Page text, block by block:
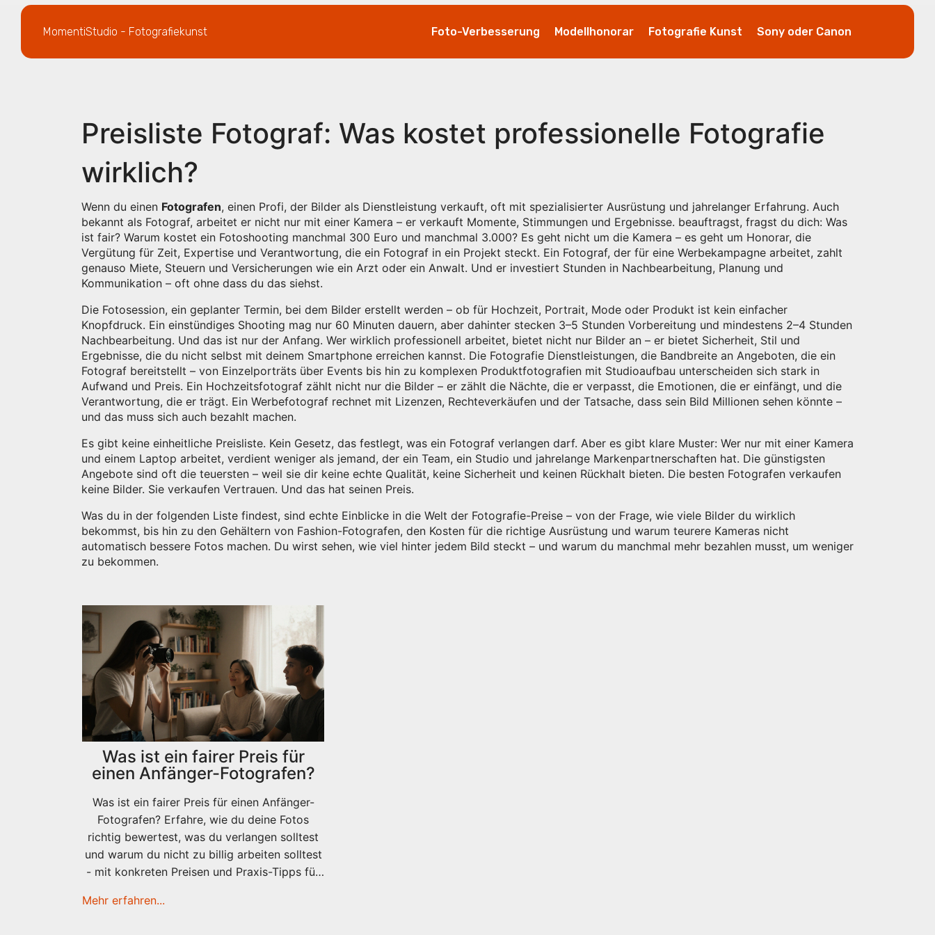
MomentiStudio - Fotografiekunst Foto-Verbesserung Modellhonorar Fotografie Kunst Sony oder Canon
Preisliste Fotograf: Was kostet professionelle Fotografie
wirklich?
Wenn du einen Fotografen, einen Profi, der Bilder als Dienstleistung verkauft, oft mit spezialisierter Ausrüstung und jahrelanger Erfahrung. Auch
bekannt als Fotograf, arbeitet er nicht nur mit einer Kamera – er verkauft Momente, Stimmungen und Ergebnisse. beauftragst, fragst du dich: Was
ist fair? Warum kostet ein Fotoshooting manchmal 300 Euro und manchmal 3.000? Es geht nicht um die Kamera – es geht um Honorar, die
Vergütung für Zeit, Expertise und Verantwortung, die ein Fotograf in ein Projekt steckt. Ein Fotograf, der für eine Werbekampagne arbeitet, zahlt
genauso Miete, Steuern und Versicherungen wie ein Arzt oder ein Anwalt. Und er investiert Stunden in Nachbearbeitung, Planung und
Kommunikation – oft ohne dass du das siehst.
Die Fotosession, ein geplanter Termin, bei dem Bilder erstellt werden – ob für Hochzeit, Portrait, Mode oder Produkt ist kein einfacher
Knopfdruck. Ein einstündiges Shooting mag nur 60 Minuten dauern, aber dahinter stecken 3–5 Stunden Vorbereitung und mindestens 2–4 Stunden
Nachbearbeitung. Und das ist nur der Anfang. Wer wirklich professionell arbeitet, bietet nicht nur Bilder an – er bietet Sicherheit, Stil und
Ergebnisse, die du nicht selbst mit deinem Smartphone erreichen kannst. Die Fotografie Dienstleistungen, die Bandbreite an Angeboten, die ein
Fotograf bereitstellt – von Einzelporträts über Events bis hin zu komplexen Produktfotografien mit Studioaufbau unterscheiden sich stark in
Aufwand und Preis. Ein Hochzeitsfotograf zählt nicht nur die Bilder – er zählt die Nächte, die er verpasst, die Emotionen, die er einfängt, und die
Verantwortung, die er trägt. Ein Werbefotograf rechnet mit Lizenzen, Rechteverkäufen und der Tatsache, dass sein Bild Millionen sehen könnte –
und das muss sich auch bezahlt machen.
Es gibt keine einheitliche Preisliste. Kein Gesetz, das festlegt, was ein Fotograf verlangen darf. Aber es gibt klare Muster: Wer nur mit einer Kamera
und einem Laptop arbeitet, verdient weniger als jemand, der ein Team, ein Studio und jahrelange Markenpartnerschaften hat. Die günstigsten
Angebote sind oft die teuersten – weil sie dir keine echte Qualität, keine Sicherheit und keinen Rückhalt bieten. Die besten Fotografen verkaufen
keine Bilder. Sie verkaufen Vertrauen. Und das hat seinen Preis.
Was du in der folgenden Liste findest, sind echte Einblicke in die Welt der Fotografie-Preise – von der Frage, wie viele Bilder du wirklich
bekommst, bis hin zu den Gehältern von Fashion-Fotografen, den Kosten für die richtige Ausrüstung und warum teurere Kameras nicht
automatisch bessere Fotos machen. Du wirst sehen, wie viel hinter jedem Bild steckt – und warum du manchmal mehr bezahlen musst, um weniger
zu bekommen.
Was ist ein fairer Preis für
einen Anfänger-Fotografen?
Was ist ein fairer Preis für einen Anfänger-
Fotografen? Erfahre, wie du deine Fotos
richtig bewertest, was du verlangen solltest
und warum du nicht zu billig arbeiten solltest
- mit konkreten Preisen und Praxis-Tipps für
Mehr erfahren...